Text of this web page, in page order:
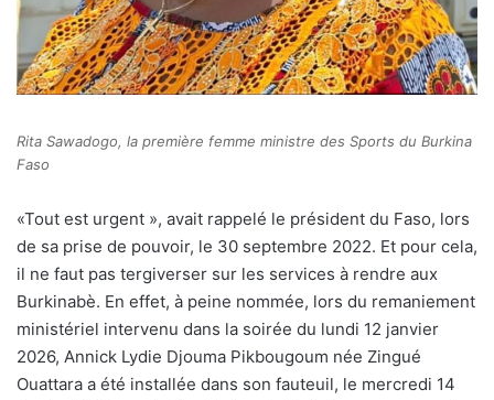
Rita Sawadogo, la première femme ministre des Sports du Burkina
Faso
«Tout est urgent », avait rappelé le président du Faso, lors
de sa prise de pouvoir, le 30 septembre 2022. Et pour cela,
il ne faut pas tergiverser sur les services à rendre aux
Burkinabè. En effet, à peine nommée, lors du remaniement
ministériel intervenu dans la soirée du lundi 12 janvier
2026, Annick Lydie Djouma Pikbougoum née Zingué
Ouattara a été installée dans son fauteuil, le mercredi 14